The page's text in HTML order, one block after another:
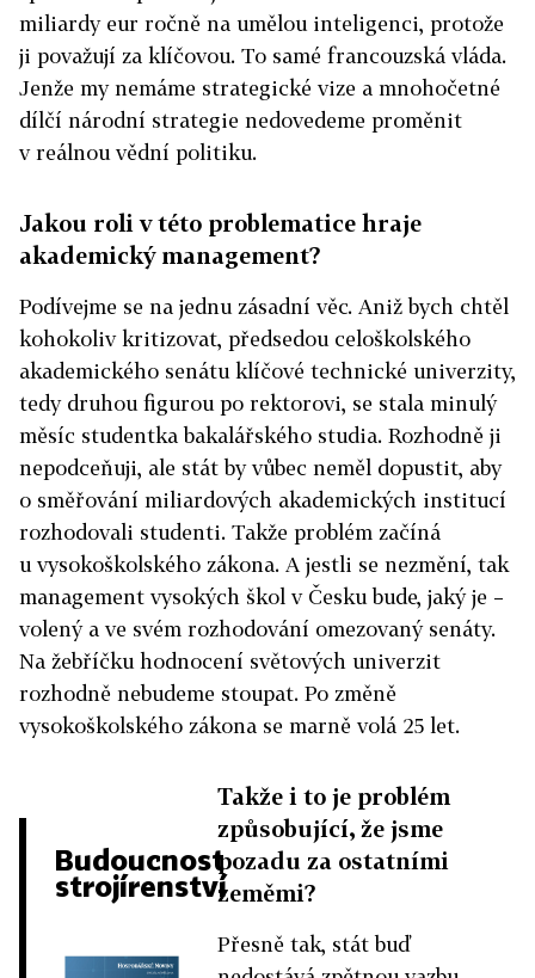
miliardy eur ročně na umělou inteligenci, protože
ji považují za klíčovou. To samé francouzská vláda.
Jenže my nemáme strategické vize a mnohočetné
dílčí národní strategie nedovedeme proměnit
v reálnou vědní politiku.
Jakou roli v této problematice hraje
akademický management?
Podívejme se na jednu zásadní věc. Aniž bych chtěl
kohokoliv kritizovat, předsedou celoškolského
akademického senátu klíčové technické univerzity,
tedy druhou figurou po rektorovi, se stala minulý
měsíc studentka bakalářského studia. Rozhodně ji
nepodceňuji, ale stát by vůbec neměl dopustit, aby
o směřování miliardových akademických institucí
rozhodovali studenti. Takže problém začíná
u vysokoškolského zákona. A jestli se nezmění, tak
management vysokých škol v Česku bude, jaký je –
volený a ve svém rozhodování omezovaný senáty.
Na žebříčku hodnocení světových univerzit
rozhodně nebudeme stoupat. Po změně
vysokoškolského zákona se marně volá 25 let.
Budoucnost
strojírenství
Takže i to je problém
způsobující, že jsme
pozadu za ostatními
zeměmi?
Přesně tak, stát buď